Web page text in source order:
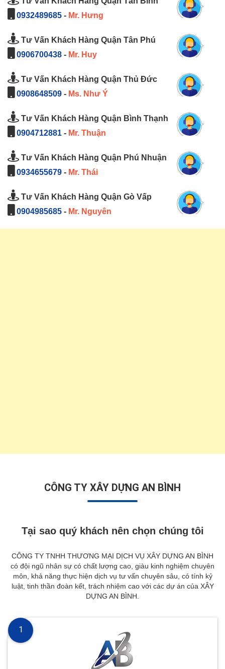
0932489685 - Mr. Hưng
Tư Vấn Khách Hàng Quận Tân Phú
0906700438 - Mr. Huy
Tư Vấn Khách Hàng Quận Thủ Đức
0908648509 - Ms. Như Ý
Tư Vấn Khách Hàng Quận Bình Thạnh
0904712881 - Mr. Thuận
Tư Vấn Khách Hàng Quận Phú Nhuận
0934655679 - Mr. Thái
Tư Vấn Khách Hàng Quận Gò Vấp
0904985685 - Mr. Nguyên
CÔNG TY XÂY DỰNG AN BÌNH
Tại sao quý khách nên chọn chúng tôi
CÔNG TY TNHH THƯƠNG MẠI DỊCH VỤ XÂY DỰNG AN BÌNH
có đội ngũ nhân sự có chất lượng cao, giàu kinh nghiệm chuyên
môn, khả năng thực hiện dịch vụ tư vấn chuyên sâu, có tính kỷ
luật, tinh thần đoàn kết, trách nhiệm cao với các dự án của XÂY
DỰNG AN BÌNH.
1